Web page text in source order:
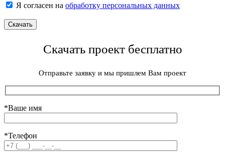
Я согласен на обработку персональных данных
Скачать проект бесплатно
Отправьте заявку и мы пришлем Вам проект
*Ваше имя
*Телефон